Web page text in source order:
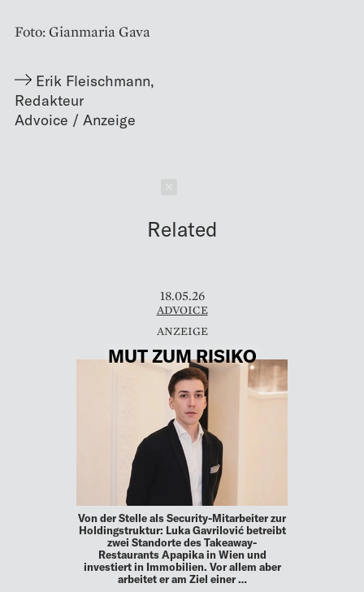
Foto: Gianmaria Gava
Erik Fleischmann,
Redakteur
Related
18.05.26
ADVOICE
MUT ZUM RISIKO
Von der Stelle als Security-Mitarbeiter zur
Holdingstruktur: Luka Gavrilović betreibt
zwei Standorte des Takeaway-
Restaurants Apapika in Wien und
investiert in Immobilien. Vor allem aber
arbeitet er am Ziel einer …